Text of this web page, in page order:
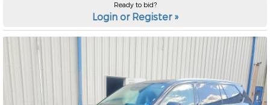
Ready to bid?
Login or Register »